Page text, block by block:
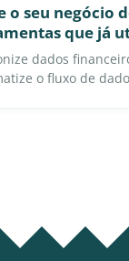
o seu negócio
que já
dados
o fluxo de